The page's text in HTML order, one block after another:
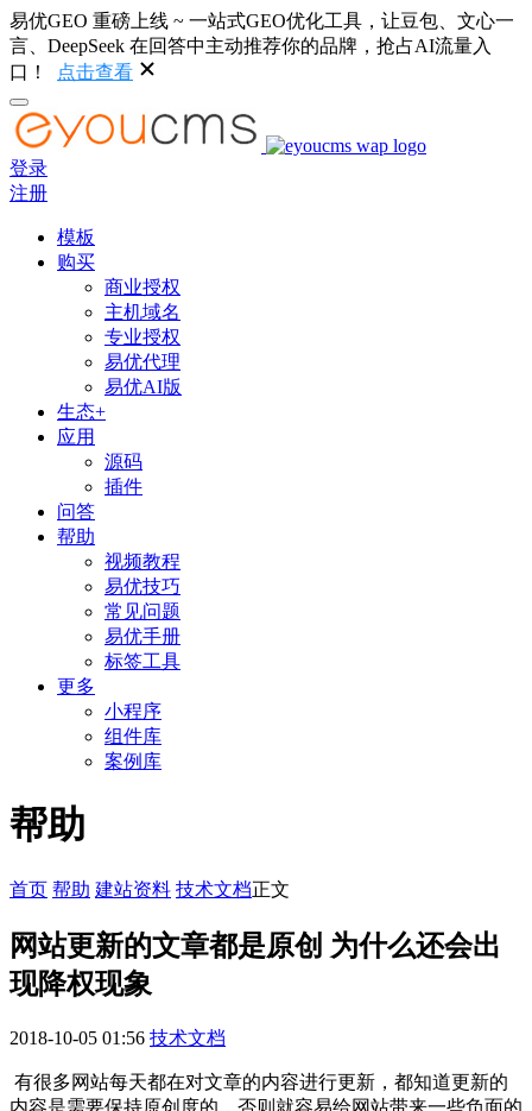
易优GEO 重磅上线 ~ 一站式GEO优化工具，让豆包、文心一
言、DeepSeek 在回答中主动推荐你的品牌，抢占AI流量入
口！
点击查看
登录
注册
模板
购买
商业授权
主机域名
专业授权
易优代理
易优AI版
生态+
应用
源码
插件
问答
帮助
视频教程
易优技巧
常见问题
易优手册
标签工具
更多
小程序
组件库
案例库
帮助
首页 帮助 建站资料 技术文档正文
网站更新的文章都是原创 为什么还会出
现降权现象
2018-10-05 01:56 技术文档
有很多网站每天都在对文章的内容进行更新，都知道更新的
内容是需要保持原创度的，否则就容易给网站带来一些负面的